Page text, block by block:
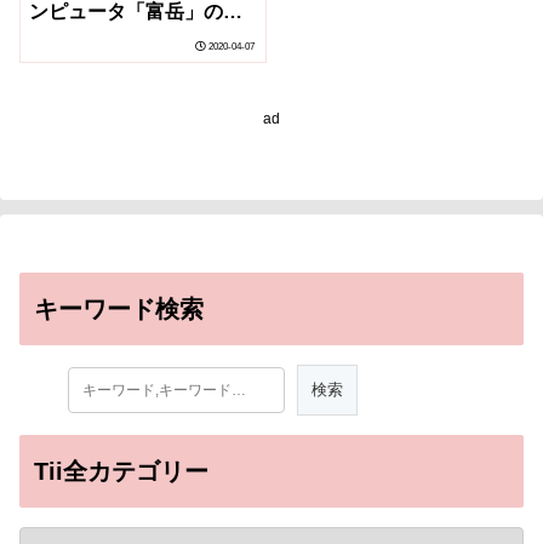
ンピュータ「富岳」の優
て
2020-04-07
ad
キーワード検索
Tii全カテゴリー